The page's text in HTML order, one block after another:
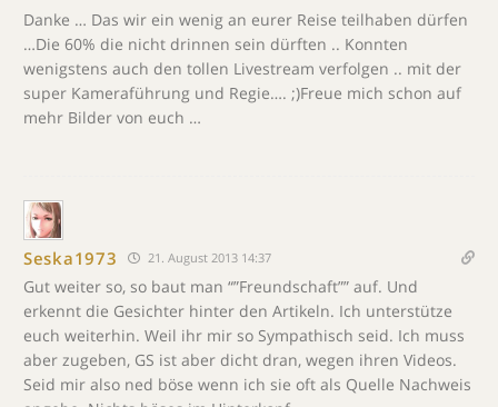
Danke … Das wir ein wenig an eurer Reise teilhaben dürfen
…Die 60% die nicht drinnen sein dürften .. Konnten
wenigstens auch den tollen Livestream verfolgen .. mit der
super Kameraführung und Regie…. ;)Freue mich schon auf
mehr Bilder von euch …
Seska1973 21. August 2013 14:37
Gut weiter so, so baut man “”Freundschaft”” auf. Und
erkennt die Gesichter hinter den Artikeln. Ich unterstütze
euch weiterhin. Weil ihr mir so Sympathisch seid. Ich muss
aber zugeben, GS ist aber dicht dran, wegen ihren Videos.
Seid mir also ned böse wenn ich sie oft als Quelle Nachweis